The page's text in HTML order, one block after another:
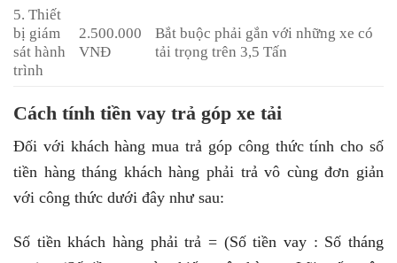
5. Thiết
bị giám
sát hành
trình
2.500.000
VNĐ
Bắt buộc phải gắn với những xe có
tải trọng trên 3,5 Tấn
Cách tính tiền vay trả góp xe tải
Đối với khách hàng mua trả góp công thức tính cho số
tiền hàng tháng khách hàng phải trả vô cùng đơn giản
với công thức dưới đây như sau:
Số tiền khách hàng phải trả = (Số tiền vay : Số tháng